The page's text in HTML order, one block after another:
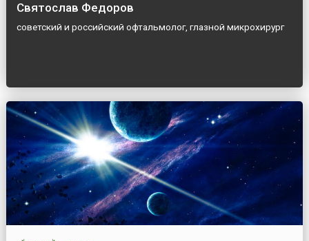
Святослав Федоров
советский и российский офтальмолог, глазной микрохирург